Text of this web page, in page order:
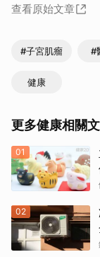
查看原始文章
#子宮肌瘤 #
健康
更多健康相關
01
02